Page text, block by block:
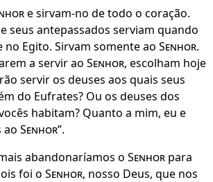
e sirvam-no de todo o coração.
seus antepassados serviam quando
Egito. Sirvam somente ao Senhor.
a servir ao Senhor, escolham hoje
servir os deuses aos quais seus
do Eufrates? Ou os deuses dos
habitam? Quanto a mim, eu e
ao Senhor”.
abandonaríamos o Senhor para
foi o Senhor, nosso Deus, que nos